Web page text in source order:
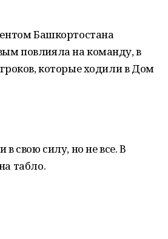
Башкортостана
повлияла на команду, в
которые ходили в Дом
в свою силу, но не все. В
табло.